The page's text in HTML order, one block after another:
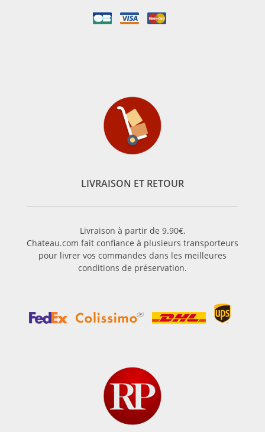
LIVRAISON ET RETOUR
Livraison à partir de 9.90€.
Chateau.com fait confiance à plusieurs transporteurs
pour livrer vos commandes dans les meilleures
conditions de préservation.